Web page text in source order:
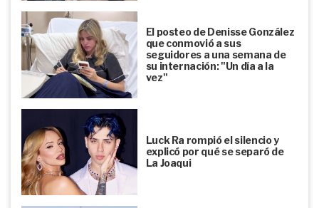
El posteo de Denisse González
que conmovió a sus
seguidores a una semana de
su internación: "Un día a la
vez"
Luck Ra rompió el silencio y
explicó por qué se separó de
La Joaqui